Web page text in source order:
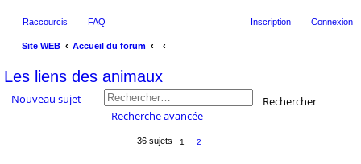
Raccourcis FAQ Connexion
Inscription
Site WEB
Accueil du forum
Les liens des animaux
Nouveau sujet
Rechercher
Recherche avancée
36 sujets 1 2